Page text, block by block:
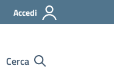
Accedi
Cerca